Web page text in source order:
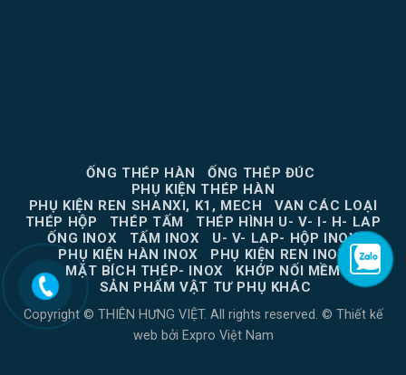
ỐNG THÉP HÀN
ỐNG THÉP ĐÚC
PHỤ KIỆN THÉP HÀN
PHỤ KIỆN REN SHANXI, K1, MECH
VAN CÁC LOẠI
THÉP HỘP
THÉP TẤM
THÉP HÌNH U- V- I- H- LAP
ỐNG INOX
TẤM INOX
U- V- LAP- HỘP INOX
PHỤ KIỆN HÀN INOX
PHỤ KIỆN REN INOX
MẶT BÍCH THÉP- INOX
KHỚP NỐI MỀM
SẢN PHẨM VẬT TƯ PHỤ KHÁC
Copyright © THIÊN HƯNG VIỆT. All rights reserved. © Thiết kế
web bởi Expro Việt Nam